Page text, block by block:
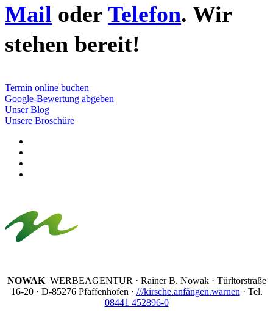
Mail oder Telefon. Wir
stehen bereit!
Termin online buchen
Google-Bewertung abgeben
Unser Blog
Unsere Broschüre
NOWAKWERBEAGENTUR · Rainer B. Nowak · Türltorstraße
16-20 · D-85276 Pfaffenhofen · ///kirsche.anfängen.warnen · Tel.
08441 452896-0